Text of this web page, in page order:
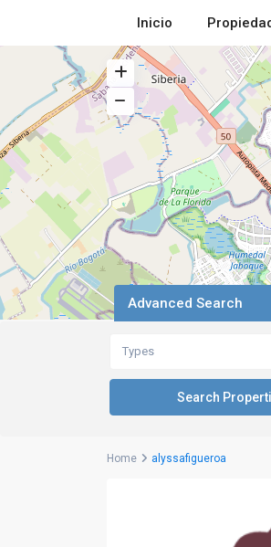
Inicio
Advanced Search
Types
Home alyssafigueroa